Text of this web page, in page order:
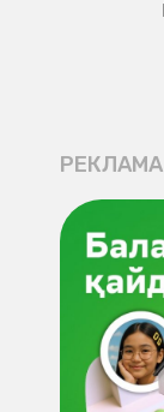
РЕКЛАМА